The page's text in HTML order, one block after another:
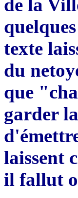
de la
texte
du
que
garder
laissent
il fallut